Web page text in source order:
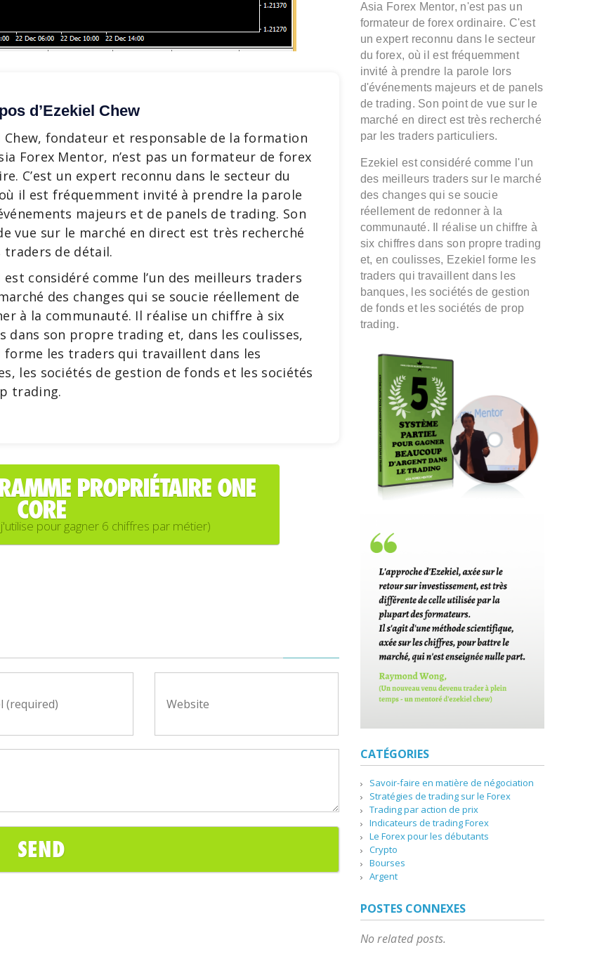
d’Ezekiel Chew
Chew, fondateur et responsable de la formation
Forex Mentor, n’est pas un formateur de forex
C’est un expert reconnu dans le secteur du
il est fréquemment invité à prendre la parole
majeurs et de panels de trading. Son
vue sur le marché en direct est très recherché
traders de détail.
est considéré comme l’un des meilleurs traders
des changes qui se soucie réellement de
à la communauté. Il réalise un chiffre à six
dans son propre trading et, dans les coulisses,
forme les traders qui travaillent dans les
les sociétés de gestion de fonds et les sociétés
trading.
PROPRIÉTAIRE ONE
CORE
pour gagner 6 chiffres par métier)
Asia Forex Mentor, n'est pas un
formateur de forex ordinaire. C'est
un expert reconnu dans le secteur
du forex, où il est fréquemment
invité à prendre la parole lors
d'événements majeurs et de panels
de trading. Son point de vue sur le
marché en direct est très recherché
par les traders particuliers.
Ezekiel est considéré comme l'un
des meilleurs traders sur le marché
des changes qui se soucie
réellement de redonner à la
communauté. Il réalise un chiffre à
six chiffres dans son propre trading
et, en coulisses, Ezekiel forme les
traders qui travaillent dans les
banques, les sociétés de gestion
de fonds et les sociétés de prop
trading.
CATÉGORIES
Savoir-faire en matière de négociation
Stratégies de trading sur le Forex
Trading par action de prix
Indicateurs de trading Forex
Le Forex pour les débutants
Crypto
Bourses
Argent
POSTES CONNEXES
No related posts.